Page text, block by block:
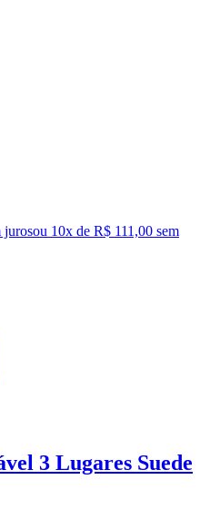
jurosou 10x de R$ 111,00 sem
3 Lugares Suede